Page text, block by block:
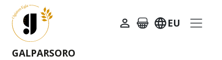
Saioa hasi
EU
GALPARSORO